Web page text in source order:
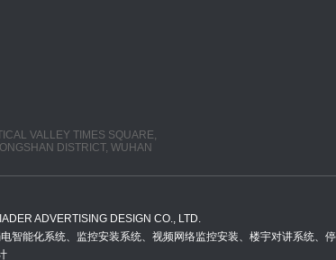
VALLEY TIMES SQUARE,
DISTRICT, WUHAN
ADVERTISING DESIGN CO., LTD.
智能化系统、监控安装系统、视频网络监控安装、楼宇对讲系统、